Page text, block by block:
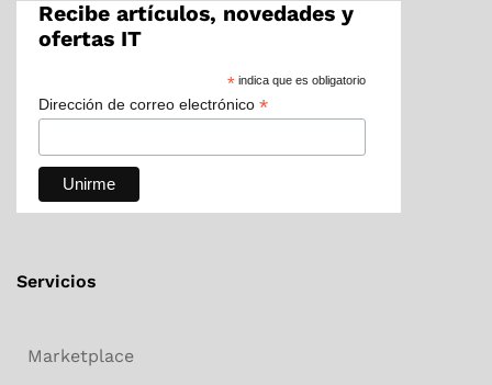
Recibe artículos, novedades y
ofertas IT
*indica que es obligatorio
Dirección de correo electrónico *
Servicios
Marketplace